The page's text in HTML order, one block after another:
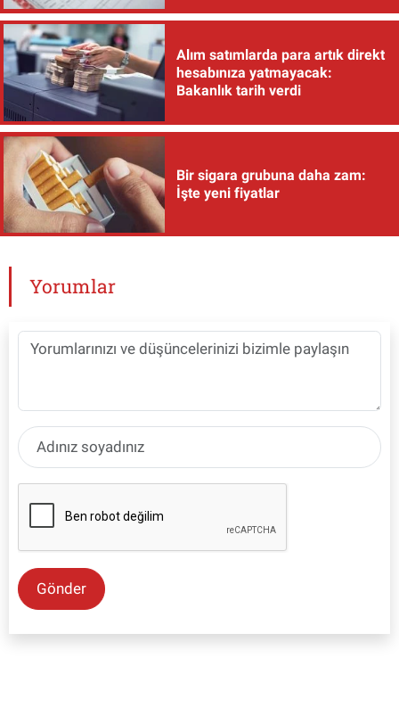
Alım satımlarda para artık direkt
hesabınıza yatmayacak:
Bakanlık tarih verdi
Bir sigara grubuna daha zam:
İşte yeni fiyatlar
Yorumlar
Gönder